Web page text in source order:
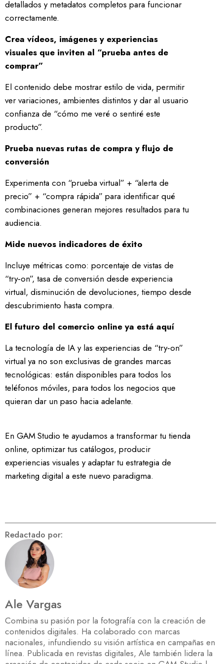
detallados y metadatos completos para funcionar
correctamente.
Crea vídeos, imágenes y experiencias
visuales que inviten al “prueba antes de
comprar”
El contenido debe mostrar estilo de vida, permitir
ver variaciones, ambientes distintos y dar al usuario
confianza de “cómo me veré o sentiré este
producto”.
Prueba nuevas rutas de compra y flujo de
conversión
Experimenta con “prueba virtual” + “alerta de
precio” + “compra rápida” para identificar qué
combinaciones generan mejores resultados para tu
audiencia.
Mide nuevos indicadores de éxito
Incluye métricas como: porcentaje de vistas de
“try‑on”, tasa de conversión desde experiencia
virtual, disminución de devoluciones, tiempo desde
descubrimiento hasta compra.
El futuro del comercio online ya está aquí
La tecnología de IA y las experiencias de “try‑on”
virtual ya no son exclusivas de grandes marcas
tecnológicas: están disponibles para todos los
teléfonos móviles, para todos los negocios que
quieran dar un paso hacia adelante.
En GAM Studio te ayudamos a transformar tu tienda
online, optimizar tus catálogos, producir
experiencias visuales y adaptar tu estrategia de
marketing digital a este nuevo paradigma.
Redactado por:
Ale Vargas
Combina su pasión por la fotografía con la creación de
contenidos digitales. Ha colaborado con marcas
nacionales, infundiendo su visión artística en campañas en
línea. Publicada en revistas digitales, Ale también lidera la